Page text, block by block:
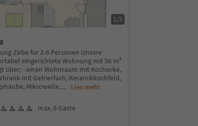
Zirbe für 2-6 Personen Unsere
eingerichtete Wohnung mit 56 m²
über: - einen Wohnraum mit Kochecke,
mit Gefrierfach, Keramikkochfeld,
Mikrowelle, ... Lies mehr
max. 6 Gäste
1/5